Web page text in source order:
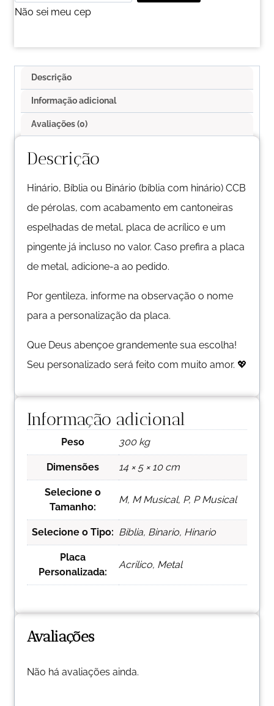
Não sei meu cep
Descrição
Informação adicional
Avaliações (0)
Descrição
Hinário, Bíblia ou Binário (bíblia com hinário) CCB
de pérolas, com acabamento em cantoneiras
espelhadas de metal, placa de acrílico e um
pingente já incluso no valor. Caso prefira a placa
de metal, adicione-a ao pedido.
Por gentileza, informe na observação o nome
para a personalização da placa.
Que Deus abençoe grandemente sua escolha!
Seu personalizado será feito com muito amor. 💖
Informação adicional
Peso 300 kg
Dimensões 14 × 5 × 10 cm
Selecione o
Tamanho:
M, M Musical, P, P Musical
Selecione o Tipo: Biblia, Binario, Hinario
Placa
Personalizada:
Acrilico, Metal
Avaliações
Não há avaliações ainda.